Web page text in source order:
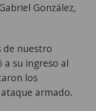
González,
de nuestro
a su ingreso al
los
armado.